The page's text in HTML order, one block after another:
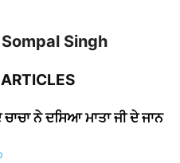
Sompal Singh
ਚਾਚਾ ਨੇ ਦਸਿਆ ਮਾਤਾ ਜੀ ਦੇ ਜਾਨ